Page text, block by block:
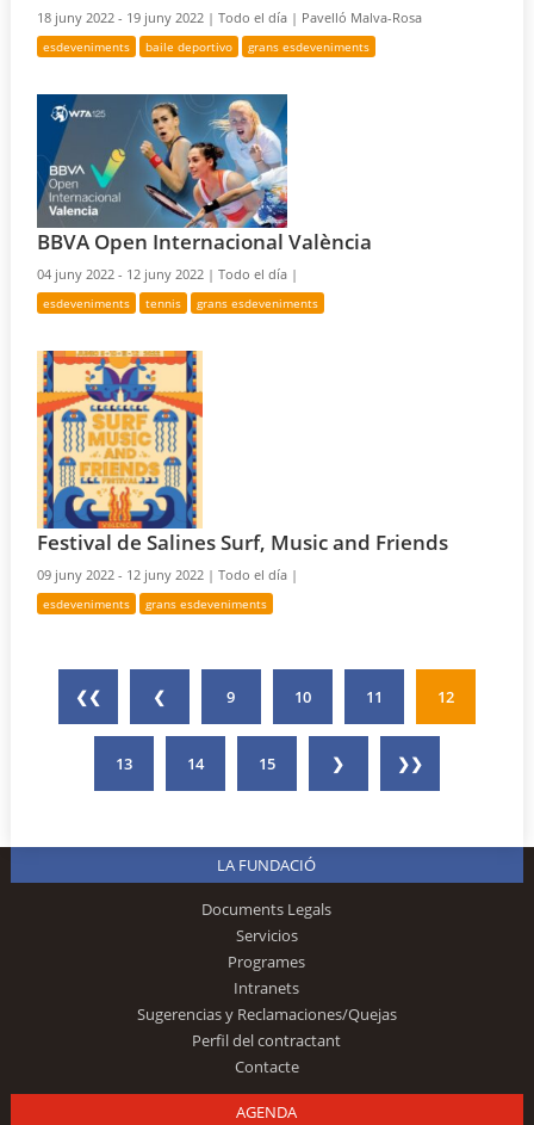
18 juny 2022 - 19 juny 2022 |Todo el día | Pavelló Malva-Rosa
esdeveniments baile deportivo grans esdeveniments
BBVA Open Internacional València
04 juny 2022 - 12 juny 2022 |Todo el día |
esdeveniments tennis grans esdeveniments
Festival de Salines Surf, Music and Friends
09 juny 2022 - 12 juny 2022 |Todo el día |
esdeveniments grans esdeveniments
❮❮ ❮ 9 10 11 12
13 14 15 ❯ ❯❯
LA FUNDACIÓ
Documents Legals
Servicios
Programes
Intranets
Sugerencias y Reclamaciones/Quejas
Perfil del contractant
Contacte
AGENDA